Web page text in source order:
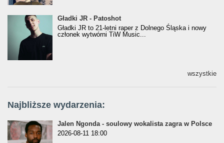
Gładki JR - Patoshot
Gładki JR - Patoshot
Gładki JR to 21-letni raper z Dolnego Śląska i nowy
członek wytwórni TiW Music...
wszystkie
Najbliższe wydarzenia:
Jalen Ngonda - soulowy wokalista zagra w Polsce
2026-08-11 18:00